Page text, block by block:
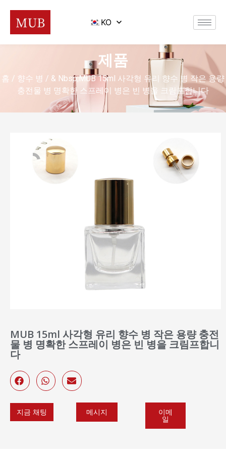
KO
제품
홈 / 향수 병 / & Nbsp;MUB 15ml 사각형 유리 향수 병 작은 용량
충전물 병 명확한 스프레이 병은 빈 병을 크림프합니다
MUB 15ml 사각형 유리 향수 병 작은 용량 충전
물 병 명확한 스프레이 병은 빈 병을 크림프합니
다
지금 채팅 메시지 이메
일